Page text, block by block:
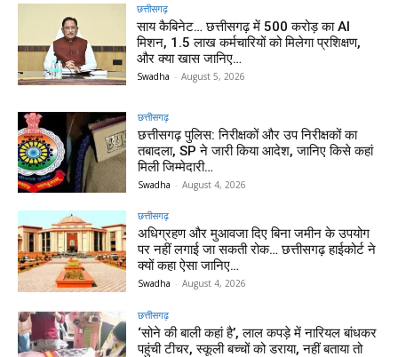
छत्तीसगढ़
साय कैबिनेट… छत्तीसगढ़ में 500 करोड़ का AI
मिशन, 1.5 लाख कर्मचारियों को मिलेगा प्रशिक्षण,
और क्या खास जानिए…
Swadha - August 5, 2026
छत्तीसगढ़
छत्तीसगढ़ पुलिस: निरीक्षकों और उप निरीक्षकों का
तबादला, SP ने जारी किया आदेश, जानिए किसे कहां
मिली जिम्मेदारी…
Swadha - August 4, 2026
छत्तीसगढ़
अधिग्रहण और मुआवजा दिए बिना जमीन के उपयोग
पर नहीं लगाई जा सकती रोक… छत्तीसगढ़ हाईकोर्ट ने
क्यों कहा ऐसा जानिए…
Swadha - August 4, 2026
छत्तीसगढ़
‘सोने की बाली कहां है’, लाल कपड़े में नारियल बांधकर
पहुंची टीचर, स्कूली बच्चों को डराया, नहीं बताया तो